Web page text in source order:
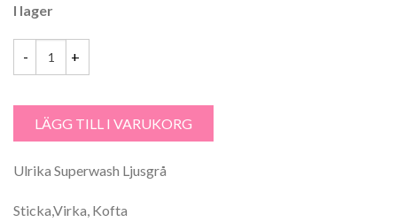
I lager
LÄGG TILL I VARUKORG
Ulrika Superwash Ljusgrå
Sticka,Virka, Kofta